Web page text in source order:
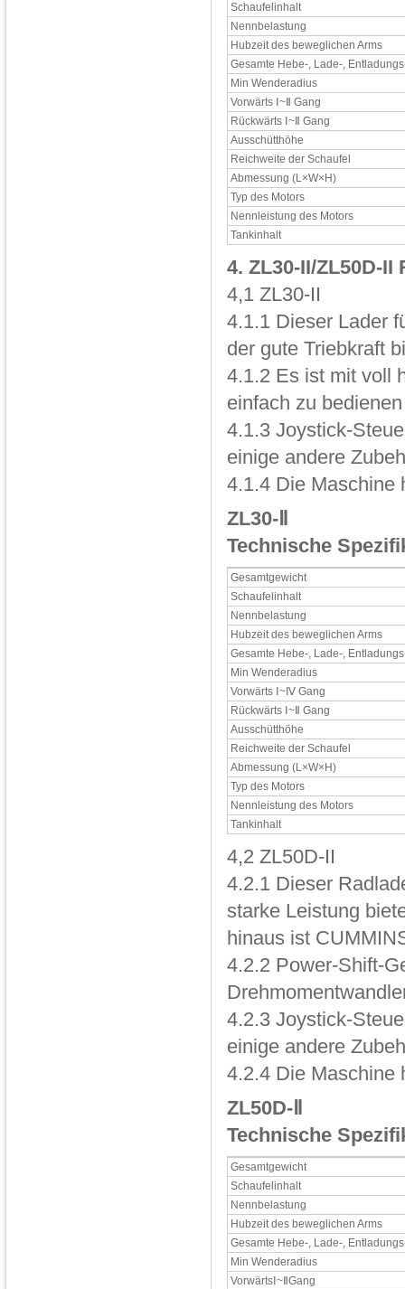
Schaufelinhalt
Nennbelastung
Hubzeit des beweglichen Arms
Gesamte Hebe-, Lade-,
Min Wenderadius
Vorwärts Ⅰ~Ⅱ Gang
Rückwärts Ⅰ~Ⅱ Gang
Ausschütthöhe
Reichweite der Schaufel
Abmessung (L×W×H)
Typ des Motors
Nennleistung des Motors
Tankinhalt
4. ZL30-II/ZL50D-II
4,1 ZL30-II
4.1.1 Dieser Lader
der gute Triebkraft
4.1.2 Es ist mit voll
einfach zu
4.1.3 Joystick-
einige andere
4.1.4 Die Maschine
ZL30-Ⅱ
Technische
Gesamtgewicht
Schaufelinhalt
Nennbelastung
Hubzeit des beweglichen Arms
Gesamte Hebe-, Lade-,
Min Wenderadius
Vorwärts Ⅰ~Ⅳ Gang
Rückwärts Ⅰ~Ⅱ Gang
Ausschütthöhe
Reichweite der Schaufel
Abmessung (L×W×H)
Typ des Motors
Nennleistung des Motors
Tankinhalt
4,2 ZL50D-II
4.2.1 Dieser
starke Leistung
hinaus ist
4.2.2 Power-Shift-
4.2.3 Joystick-
einige andere
4.2.4 Die Maschine
ZL50D-Ⅱ
Technische
Gesamtgewicht
Schaufelinhalt
Nennbelastung
Hubzeit des beweglichen Arms
Gesamte Hebe-, Lade-,
Min Wenderadius
VorwärtsⅠ~ⅡGang